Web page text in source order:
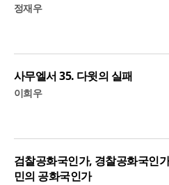
정재우
사무엘서 35. 다윗의 실패
이희우
검찰공화국인가, 경찰공화국인
민의 공화국인가